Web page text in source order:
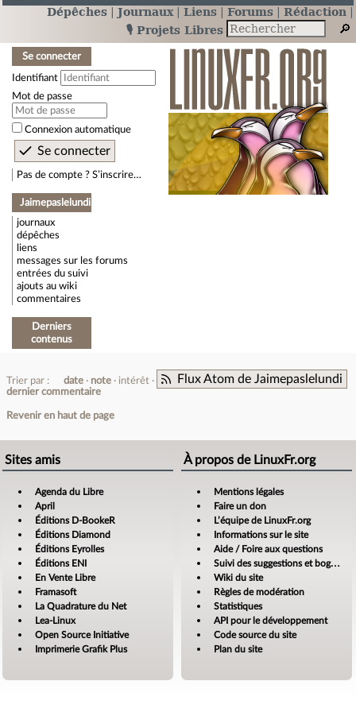
Dépêches Journaux Liens Forums
Rédaction
🎙️ Projets Libres
Se connecter
Identifiant
Mot de passe
Connexion automatique
Pas de compte ? S’inscrire…
Jaimepaslelundi
journaux
dépêches
liens
messages sur les forums
entrées du suivi
ajouts au wiki
commentaires
Derniers
contenus
Flux Atom de Jaimepaslelundi
Trier par : date note
intérêt
dernier commentaire
Revenir en haut de page
Sites amis
Agenda du Libre
April
Éditions D-BookeR
Éditions Diamond
Éditions Eyrolles
Éditions ENI
En Vente Libre
Framasoft
La Quadrature du Net
Lea-Linux
Open Source Initiative
Imprimerie Grafik Plus
À propos de LinuxFr.org
Mentions légales
Faire un don
L’équipe de LinuxFr.org
Informations sur le site
Aide / Foire aux questions
Suivi des suggestions et bogues
Wiki du site
Règles de modération
Statistiques
API pour le développement
Code source du site
Plan du site